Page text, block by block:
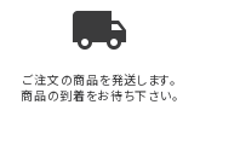
local_shipping
ご注文の商品を発送します。
商品の到着をお待ち下さい。